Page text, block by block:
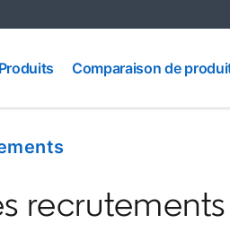
Produits
Produits
Comparaison
de produits
Comparaison de
recrutements